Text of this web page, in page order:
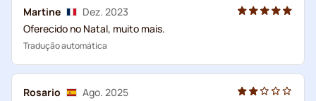
Martine
Dez. 2023
Oferecido no Natal, muito mais.
Tradução automática
Rosario
Ago. 2025